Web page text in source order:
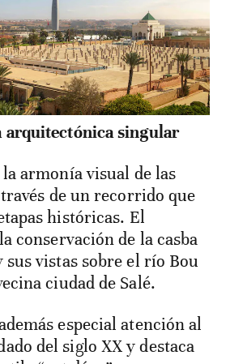
arquitectónica singular
armonía visual de las
de un recorrido que
históricas. El
conservación de la casba
sus vistas sobre el río Bou
ciudad de Salé.
especial atención al
del siglo XX y destaca